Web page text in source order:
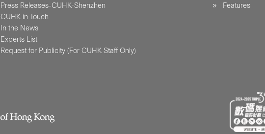
Press Releases-CUHK-Shenzhen
CUHK in Touch
In the News
Experts List
Request for Publicity (For CUHK Staff Only)
Features